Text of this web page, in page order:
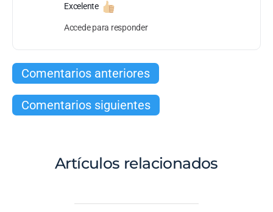
Excelente
Accede para responder
Comentarios anteriores
Comentarios siguientes
Artículos relacionados